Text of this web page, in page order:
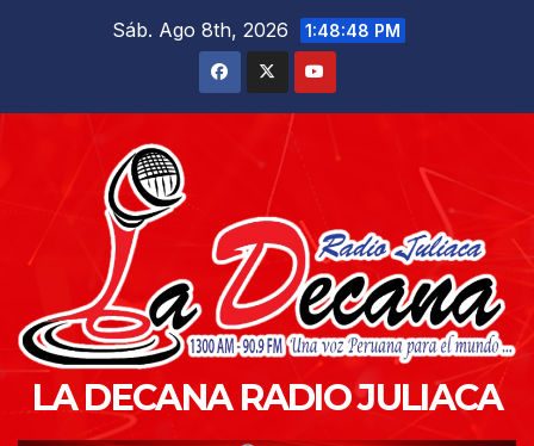
Sáb. Ago 8th, 2026 1:48:50 PM
LA DECANA RADIO JULIACA